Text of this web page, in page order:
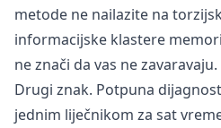
metode ne nailazite na
informacijske klastere
ne znači da vas ne zavaravaju.
Drugi znak. Potpuna
jednim liječnikom za sat